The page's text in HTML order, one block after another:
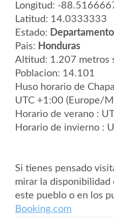
Longitud: -
Latitud: 14.0333333
Estado:
Pais: Honduras
Altitud: 1.207 metros
Poblacion: 14.101
Huso horario de
UTC +1:00 (Europe/
Horario de verano :
Horario de invierno :
Si tienes pensado
mirar la disponibilidad
este pueblo o en los
Booking.com